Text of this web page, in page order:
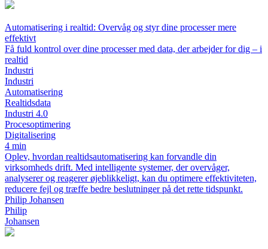
Automatisering i realtid: Overvåg og styr dine processer mere
effektivt
Få fuld kontrol over dine processer med data, der arbejder for dig – i
realtid
Industri
Industri
Automatisering
Realtidsdata
Industri 4.0
Procesoptimering
Digitalisering
4 min
Oplev, hvordan realtidsautomatisering kan forvandle din
virksomheds drift. Med intelligente systemer, der overvåger,
analyserer og reagerer øjeblikkeligt, kan du optimere effektiviteten,
reducere fejl og træffe bedre beslutninger på det rette tidspunkt.
Philip Johansen
Philip
Johansen